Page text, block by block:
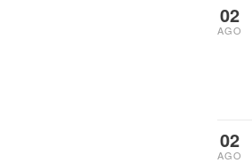
02
AGO
02
AGO